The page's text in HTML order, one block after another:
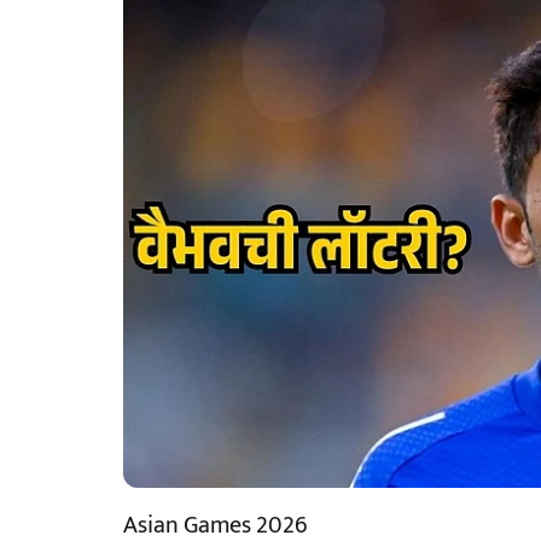
Asian Games 2026